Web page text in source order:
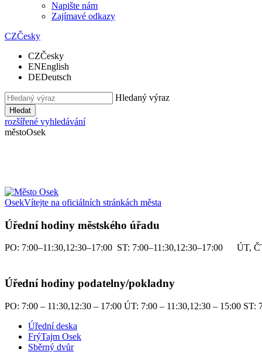
Napište nám
Zajímavé odkazy
CZČesky
CZČesky
ENEnglish
DEDeutsch
Hledaný výraz
Hledat
rozšířené vyhledávání
městoOsek
OsekVítejte na oficiálních stránkách města
Úřední hodiny městského úřadu
PO: 7:00–11:30,12:30–17:00 ST: 7:00–11:30,12:30–17:00 ÚT,
Úřední hodiny podatelny/pokladny
PO: 7:00 – 11:30,12:30 – 17:00 ÚT: 7:00 – 11:30,12:30 – 15:00
Úřední deska
FrýTajm Osek
Sběrný dvůr